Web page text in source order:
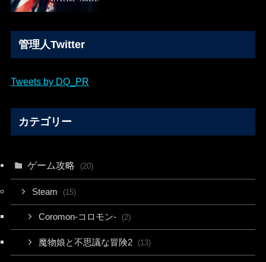
管理人Twitter
Tweets by DQ_PR
カテゴリー
ゲーム攻略 (20)
Steam (15)
Coromon-コロモン- (2)
魔物娘と不思議な冒険2 (13)